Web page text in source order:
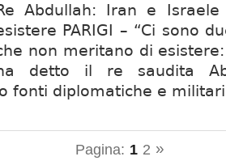
Abdullah: Iran e
PARIGI – “Ci sono
non meritano di
detto il re saudita
fonti diplomatiche e
Pagina: 1 2 »